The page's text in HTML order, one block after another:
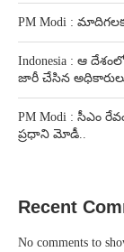
PM Modi :
Indonesia : ఆ
జారీ చేసిన
PM Modi : సీఎం
ప్రధాని మోడీ..
Recent
No comments to